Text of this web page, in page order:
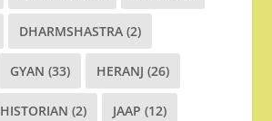
DHARMSHASTRA (2)
GYAN (33) HERANJ (26)
HISTORIAN (2) JAAP (12)